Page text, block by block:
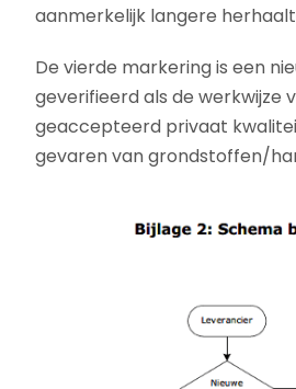
aanmerkelijk langere
De vierde markering is een
geverifieerd als de werkwijze
geaccepteerd privaat
gevaren van grondstoffen/